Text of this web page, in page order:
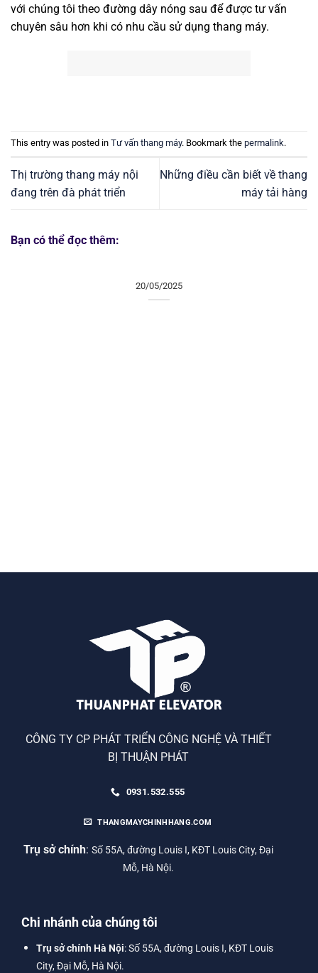
với chúng tôi theo đường dây nóng sau để được tư vấn
chuyên sâu hơn khi có nhu cầu sử dụng thang máy.
This entry was posted in Tư vấn thang máy. Bookmark the permalink.
Thị trường thang máy nội
đang trên đà phát triển
Những điều cần biết về thang
máy tải hàng
Bạn có thể đọc thêm:
20/05/2025
CÔNG TY CP PHÁT TRIỂN CÔNG NGHỆ VÀ THIẾT
BỊ THUẬN PHÁT
0931.532.555
THANGMAYCHINHHANG.COM
Trụ sở chính: Số 55A, đường Louis I, KĐT Louis City, Đại
Mỗ, Hà Nội.
Chi nhánh của chúng tôi
Trụ sở chính Hà Nội: Số 55A, đường Louis I, KĐT Louis
City, Đại Mỗ, Hà Nội.